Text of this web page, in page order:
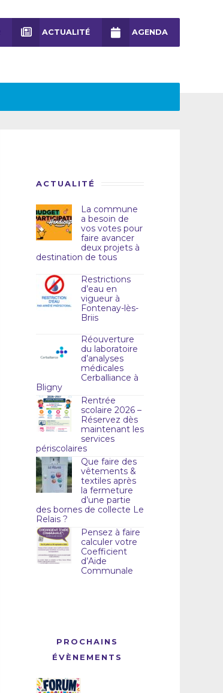
ACTUALITÉ AGENDA
ACTUALITÉ
La commune
a besoin de
vos votes pour
faire avancer
deux projets à
destination de tous
Restrictions
d’eau en
vigueur à
Fontenay-lès-
Briis
Réouverture
du laboratoire
d’analyses
médicales
Cerballiance à
Bligny
Rentrée
scolaire 2026 –
Réservez dès
maintenant les
services
périscolaires
Que faire des
vêtements &
textiles après
la fermeture
d’une partie
des bornes de collecte Le
Relais ?
Pensez à faire
calculer votre
Coefficient
d’Aide
Communale
PROCHAINS
ÉVÈNEMENTS